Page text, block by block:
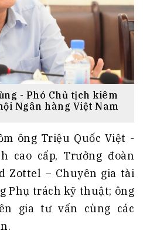
- Phó Chủ tịch kiêm
Ngân hàng Việt Nam
ông Triệu Quốc Việt -
cao cấp, Trưởng đoàn
Zottel – Chuyên gia tài
Phụ trách kỹ thuật; ông
gia tư vấn cùng các